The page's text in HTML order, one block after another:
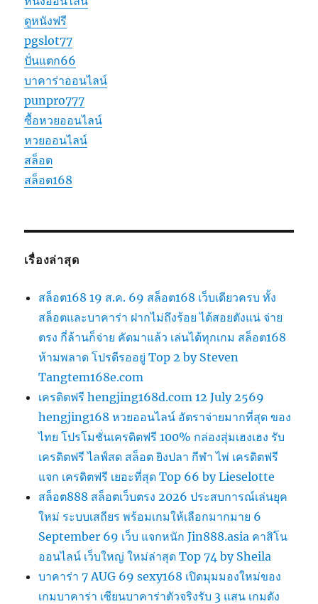
ดูหนังฟรี
pgslot77
ปั่นแตก66
บาคาร่าออนไลน์
punpro777
ซื้อหวยออนไลน์
หวยออนไลน์
สล็อต
สล็อต168
เรื่องล่าสุด
สล็อต168 19 ส.ค. 69 สล็อต168 เว็บเดียวครบ ทั้ง
สล็อตและบาคาร่า ฝากไม่ถึงร้อย ได้สอยตังแน่ จ่าย
ตรง กี่ล้านก็จ่าย คัดมาแล้ว เล่นได้ทุกเกม สล็อต168
ห้ามพลาด โปรดีรออยู่ Top 2 by Steven
Tangtem168e.com
เครดิตฟรี hengjing168d.com 12 July 2569
hengjing168 หวยออนไลน์ อัตราจ่ายมากที่สุด ของ
ไทย โปรโมชั่นเครดิตฟรี 100% กล่องสุ่มเฮงเฮง รับ
เครดิตฟรี ไลฟ์สด สล็อต ยิงปลา กีฬา ไพ่ เครดิตฟรี
แจก เครดิตฟรี เยอะที่สุด Top 66 by Lieselotte
สล็อต888 สล็อตเว็บตรง 2026 ประสบการณ์เล่นยุค
ใหม่ ระบบเสถียร พร้อมเกมให้เลือกมากมาย 6
September 69 เว็บ แจกหนัก Jin888.asia คาสิโน
ออนไลน์ เว็บใหญ่ ใหม่ล่าสุด Top 74 by Sheila
บาคาร่า 7 AUG 69 sexy168 เปิดมุมมองใหม่ของ
เกมบาคาร่า เซียนบาคาร่าตัวจริงรับ 3 แสน เกมดัง